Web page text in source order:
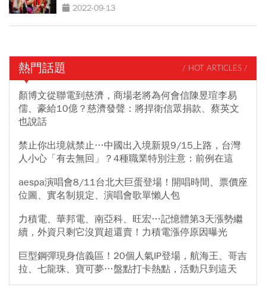
2022-09-13
熱門話題 / HOT ARTICLES /
顏博文從聯電到慈濟，商場老將為何會信陳昱瑄李易
儒、豪給10億？慈濟發聲：將捍衛信眾捐款、蔡英文
也說話
禁止你出境就禁止…中國出入境新規9/15上路，台灣
人小心「有去無回」？4種職業特別注意：前例在這
aespa演唱會8/11台北大巨蛋登場！開唱時間、票價座
位圖、實名制規定、演唱會歌單懶人包
力積電、華邦電、南亞科、旺宏…記憶體第3天漲勢繼
續，外資只剩它沒買超還賣！力積電漲停原因曝光
巨型鋼彈現身信義區！20個人氣IP登場，航海王、哥吉
拉、七龍珠、寶可夢…盤點打卡熱點，活動只到這天